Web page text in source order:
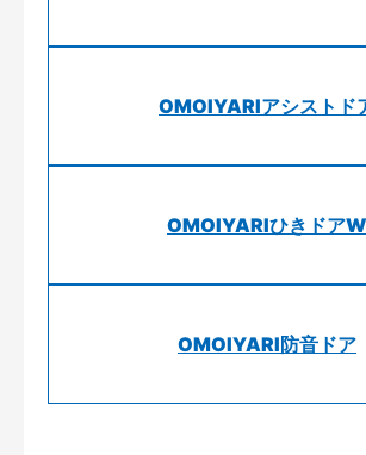
OMOIYARIアシストド
OMOIYARIひきドアW
OMOIYARI防音ドア